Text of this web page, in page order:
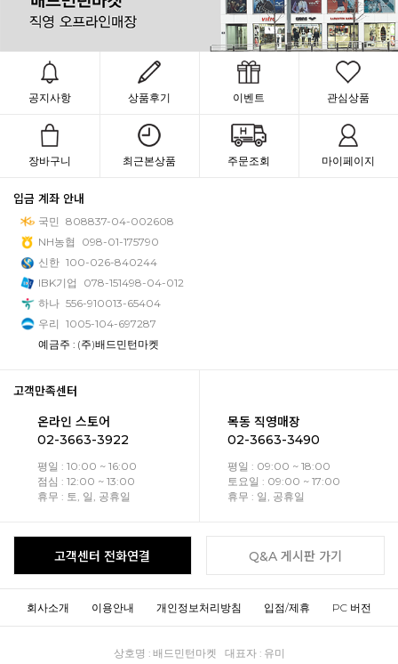
공지사항 상품후기 이벤트 관심상품
장바구니 최근본상품 주문조회 마이페이지
입금 계좌 안내
국민 808837-04-002608
NH농협
098-01-175790
신한 100-026-840244
IBK기업
078-151498-04-012
하나 556-910013-65404
우리 1005-104-697287
예금주 : (주)배드민턴마켓
고객만족센터
온라인 스토어
02-3663-3922
평일 : 10:00 ~ 16:00
점심 : 12:00 ~ 13:00
휴무 : 토, 일, 공휴일
목동 직영매장
02-3663-3490
평일 : 09:00 ~ 18:00
토요일 : 09:00 ~ 17:00
휴무 : 일, 공휴일
고객센터 전화연결 Q&A 게시판 가기
회사소개 이용안내 개인정보처리방침 입점/제휴 PC 버전
상호명 : 배드민턴마켓 대표자 : 유미